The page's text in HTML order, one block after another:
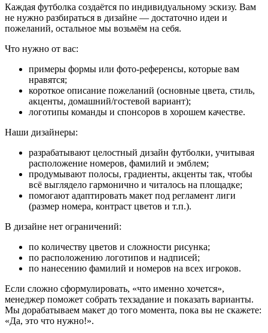
Каждая футболка создаётся по индивидуальному эскизу. Вам
не нужно разбираться в дизайне — достаточно идеи и
пожеланий, остальное мы возьмём на себя.
Что нужно от вас:
примеры формы или фото-референсы, которые вам
нравятся;
короткое описание пожеланий (основные цвета, стиль,
акценты, домашний/гостевой вариант);
логотипы команды и спонсоров в хорошем качестве.
Наши дизайнеры:
разрабатывают целостный дизайн футболки, учитывая
расположение номеров, фамилий и эмблем;
продумывают полосы, градиенты, акценты так, чтобы
всё выглядело гармонично и читалось на площадке;
помогают адаптировать макет под регламент лиги
(размер номера, контраст цветов и т.п.).
В дизайне нет ограничений:
по количеству цветов и сложности рисунка;
по расположению логотипов и надписей;
по нанесению фамилий и номеров на всех игроков.
Если сложно сформулировать, «что именно хочется»,
менеджер поможет собрать техзадание и показать варианты.
Мы дорабатываем макет до того момента, пока вы не скажете:
«Да, это что нужно!».